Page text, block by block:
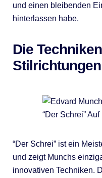
und einen bleibenden
hinterlassen habe.
Die
“Der Schrei” ist ein
und zeigt Munchs
innovativen Techniken.